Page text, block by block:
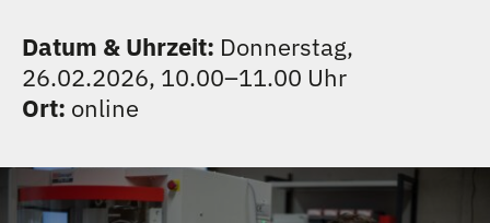
Datum & Uhrzeit: Donnerstag,
26.02.2026, 10.00–11.00 Uhr
Ort: online